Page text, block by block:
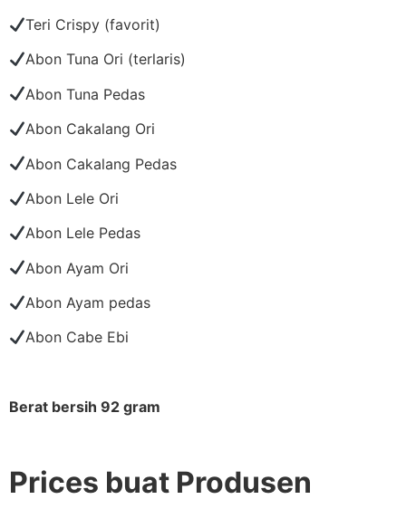
Teri Crispy (favorit)
Abon Tuna Ori (terlaris)
Abon Tuna Pedas
Abon Cakalang Ori
Abon Cakalang Pedas
Abon Lele Ori
Abon Lele Pedas
Abon Ayam Ori
Abon Ayam pedas
Abon Cabe Ebi
Berat bersih 92 gram
Prices buat Produsen